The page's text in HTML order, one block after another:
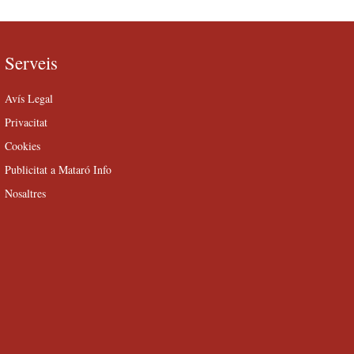
Serveis
Avís Legal
Privacitat
Cookies
Publicitat a Mataró Info
Nosaltres